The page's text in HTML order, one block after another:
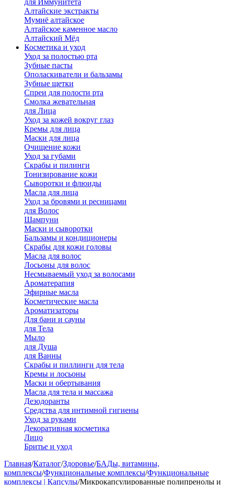
для Иммунитета
Алтайские экстракты
Мумиё алтайское
Алтайское каменное масло
Алтайский Мёд
Косметика и уход
Уход за полостью рта
Зубные пасты
Ополаскиватели и бальзамы
Зубные щетки
Спреи для полости рта
Смолка жевательная
для Лица
Уход за кожей вокруг глаз
Кремы для лица
Маски для лица
Очищение кожи
Уход за губами
Скрабы и пилинги
Тонизирование кожи
Сыворотки и флюиды
Масла для лица
Уход за бровями и ресницами
для Волос
Шампуни
Маски и сыворотки
Бальзамы и кондиционеры
Скрабы для кожи головы
Масла для волос
Лосьоны для волос
Несмываемый уход за волосами
Ароматерапия
Эфирные масла
Косметические масла
Ароматизаторы
Для бани и сауны
для Тела
Мыло
для Душа
для Ванны
Скрабы и пиллинги для тела
Кремы и лосьоны
Маски и обертывания
Масла для тела и массажа
Дезодоранты
Средства для интимной гигиены
Уход за руками
Декоративная косметика
Лицо
Бритье и уход
Главная/Каталог/Здоровье/БАДы, витамины,
комплексы/Функциональные комплексы/Функциональные
комплексы | Капсулы/Микрокапсулированные полипренолы и